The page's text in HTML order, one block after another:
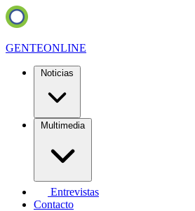
GENTEONLINE
Noticias
Multimedia
Entrevistas
Contacto